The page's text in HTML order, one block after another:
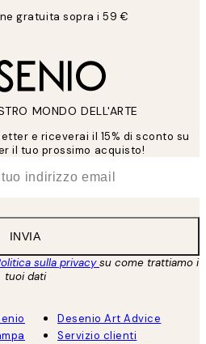
gratuita sopra i 59 €
MONDO DELL'ARTE
e riceverai il 15% di sconto su
il tuo prossimo acquisto!
INVIA
sulla privacysu come trattiamo i
tuoi dati
Desenio Art Advice
Servizio clienti